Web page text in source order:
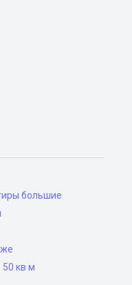
большие
кв м